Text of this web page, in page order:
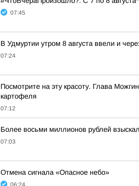
07:45
В Удмуртии утром 8 августа ввели и
07:24
Посмотрите на эту красоту. Глава
картофеля
07:12
Более восьми миллионов рублей
07:03
Отмена сигнала «Опасное небо»
06:24